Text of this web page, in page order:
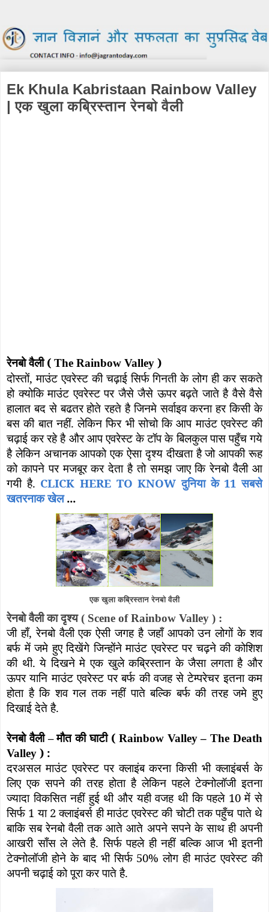
Ek Khula Kabristaan Rainbow Valley
| एक खुला कब्रिस्तान रेनबो वैली
रेनबो वैली ( The Rainbow Valley )
दोस्तों,माउंट एवरेस्ट की चढ़ाई सिर्फ गिनती के लोग ही कर सकते
हो क्योकि माउंट एवरेस्ट पर जैसे जैसे ऊपर बढ़ते जाते है वैसे वैसे
हालात बद से बढतर होते रहते है जिनमे सर्वाइव करना हर किसी के
बस की बात नहीं. लेकिन फिर भी सोचो कि आप माउंट एवरेस्ट की
चढ़ाई कर रहे है और आप एवरेस्ट के टॉप के बिलकुल पास पहुँच गये
है लेकिन अचानक आपको एक ऐसा दृश्य दीखता है जो आपकी रूह
को कापने पर मजबूर कर देता है तो समझ जाए कि रेनबो वैली आ
गयी है. CLICK HERE TO KNOW दुनिया के 11 सबसे
खतरनाक खेल...
एक खुला कब्रिस्तान रेनबो वैली
रेनबो वैली का दृश्य ( Scene of Rainbow Valley ) :
जी हाँ,रेनबो वैली एक ऐसी जगह है जहाँ आपको उन लोगों के शव
बर्फ में जमे हुए दिखेंगे जिन्होंने माउंट एवरेस्ट पर चढ़ने की कोशिश
की थी. ये दिखने मे एक खुले कब्रिस्तान के जैसा लगता है और
ऊपर यानि माउंट एवरेस्ट पर बर्फ की वजह से टेम्परेचर इतना कम
होता है कि शव गल तक नहीं पाते बल्कि बर्फ की तरह जमे हुए
दिखाई देते है.
रेनबो वैली–मौत की घाटी (Rainbow Valley – The Death
Valley ) :
दरअसल माउंट एवरेस्ट पर क्लाइंब करना किसी भी क्लाइंबर्स के
लिए एक सपने की तरह होता है लेकिन पहले टेक्नोलॉजी इतना
ज्यादा विकसित नहीं हुई थी और यही वजह थी कि पहले 10 में से
सिर्फ 1 या 2 क्लाइंबर्स ही माउंट एवरेस्ट की चोटी तक पहुँच पाते थे
बाकि सब रेनबो वैली तक आते आते अपने सपने के साथ ही अपनी
आखरी साँस ले लेते है. सिर्फ पहले ही नहीं बल्कि आज भी इतनी
टेक्नोलॉजी होने के बाद भी सिर्फ 50% लोग ही माउंट एवरेस्ट की
अपनी चढ़ाई को पूरा कर पाते है.